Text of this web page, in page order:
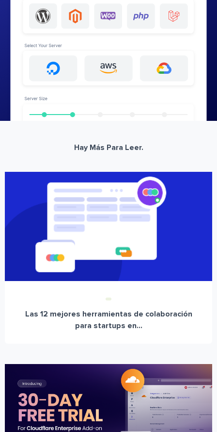
Hay Más Para Leer.
Las 12 mejores herramientas de colaboración
para startups en...